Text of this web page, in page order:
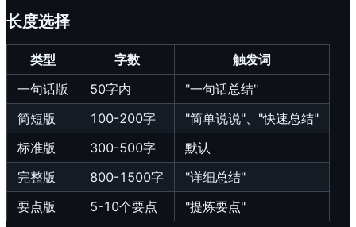
长度选择
类型 字数
触发词
一句话版
50字内
"一句话总结"
简短版
100-200字
"简单说说"、"快速总结"
标准版
300-500字
默认
完整版
800-1500字
"详细总结"
要点版
5-10个要点 "提炼要点"